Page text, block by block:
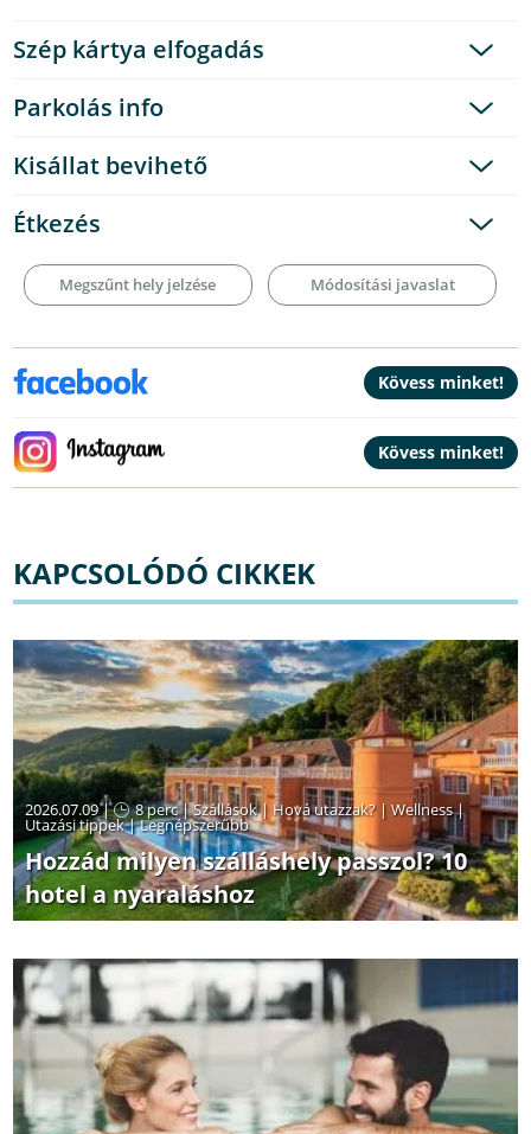
Szép kártya elfogadás
Parkolás info
Kisállat bevihető
Étkezés
Megszűnt hely jelzése Módosítási javaslat
KAPCSOLÓDÓ CIKKEK
2026.07.09 | 8 perc|Szállások| Hová utazzak? |Wellness|
Utazási tippek|Legnépszerűbb
Hozzád milyen szálláshely passzol? 10
hotel a nyaraláshoz